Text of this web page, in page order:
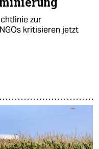
zur
kritisieren jetzt